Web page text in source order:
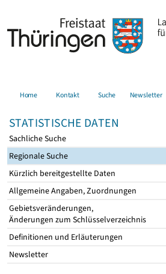
Home Kontakt Suche Newsletter
STATISTISCHE DATEN
Sachliche Suche
Regionale Suche
Kürzlich bereitgestellte Daten
Allgemeine Angaben, Zuordnungen
Gebietsveränderungen,
Änderungen zum Schlüsselverzeichnis
Definitionen und Erläuterungen
Newsletter